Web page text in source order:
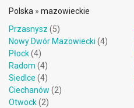
Polska » mazowieckie
Przasnysz (5)
Nowy Dwór Mazowiecki (4)
Płock(4)
Radom (4)
Siedlce (4)
Ciechanów (2)
Otwock(2)